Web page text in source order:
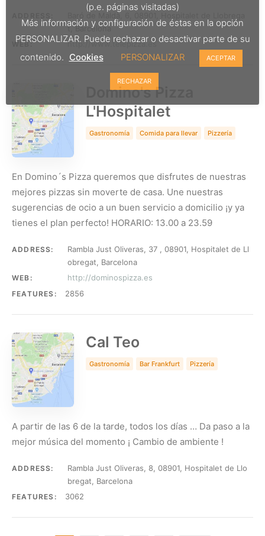
Baró de Maldà, 6, 08901, Hospitalet de Llobrega
t, Barcelona
WEB: http://www.telepizza.es
Domino's Pizza
L'Hospitalet
Gastronomía Comida para llevar Pizzería
En Domino´s Pizza queremos que disfrutes de nuestras
mejores pizzas sin moverte de casa. Une nuestras
sugerencias de ocio a un buen servicio a domicilio ¡y ya
tienes el plan perfecto! HORARIO: 13.00 a 23.59
ADDRESS:
Rambla Just Oliveras, 37 , 08901, Hospitalet de Ll
obregat, Barcelona
WEB: http://dominospizza.es
FEATURES: 2856
Cal Teo
Gastronomía Bar Frankfurt Pizzería
A partir de las 6 de la tarde, todos los días … Da paso a la
mejor música del momento ¡ Cambio de ambiente !
ADDRESS:
Rambla Just Oliveras, 8, 08901, Hospitalet de Llo
bregat, Barcelona
FEATURES: 3062
(p.e. páginas visitadas)
Más información y configuración de éstas en la opción
PERSONALIZAR. Puede rechazar o desactivar parte de su
contenido. Cookies PERSONALIZAR ACEPTAR
RECHAZAR